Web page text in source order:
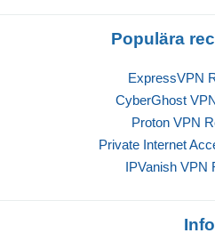
Populära
ExpressVPN
CyberGhost
Proton VPN
Private Internet
IPVanish VPN
Info